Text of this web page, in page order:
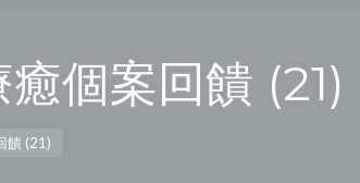
個案回饋 (21)
饋 (21)